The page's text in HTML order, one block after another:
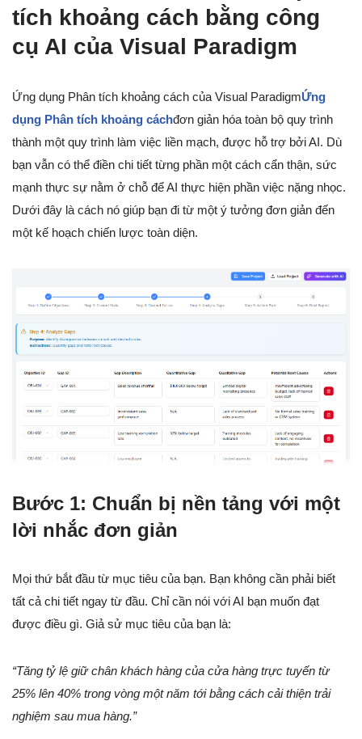
tích khoảng cách bằng công
cụ AI của Visual Paradigm
Ứng dụng Phân tích khoảng cách của Visual ParadigmỨng
dụng Phân tích khoảng cáchđơn giản hóa toàn bộ quy trình
thành một quy trình làm việc liền mạch, được hỗ trợ bởi AI. Dù
bạn vẫn có thể điền chi tiết từng phần một cách cẩn thận, sức
mạnh thực sự nằm ở chỗ để AI thực hiện phần việc nặng nhọc.
Dưới đây là cách nó giúp bạn đi từ một ý tưởng đơn giản đến
một kế hoạch chiến lược toàn diện.
Bước 1: Chuẩn bị nền tảng với một
lời nhắc đơn giản
Mọi thứ bắt đầu từ mục tiêu của bạn. Bạn không cần phải biết
tất cả chi tiết ngay từ đầu. Chỉ cần nói với AI bạn muốn đạt
được điều gì. Giả sử mục tiêu của bạn là:
“Tăng tỷ lệ giữ chân khách hàng của cửa hàng trực tuyến từ
25% lên 40% trong vòng một năm tới bằng cách cải thiện trải
nghiệm sau mua hàng.”